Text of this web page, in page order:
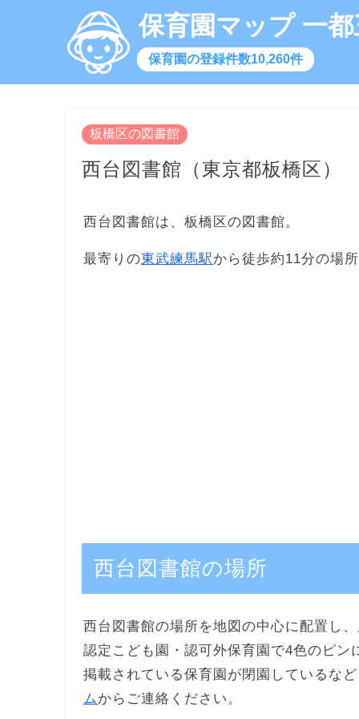
保育園マップ 一
保育園の登録件数10,260件
板橋区の図書館
西台図書館（東京都板橋区）
西台図書館は、板橋区の図書館。
最寄りの東武練馬駅から徒歩約11分の場
西台図書館の場所
西台図書館の場所を地図の中心に配置し
認定こども園・認可外保育園で4色のピン
掲載されている保育園が閉園しているな
ム からご連絡ください。